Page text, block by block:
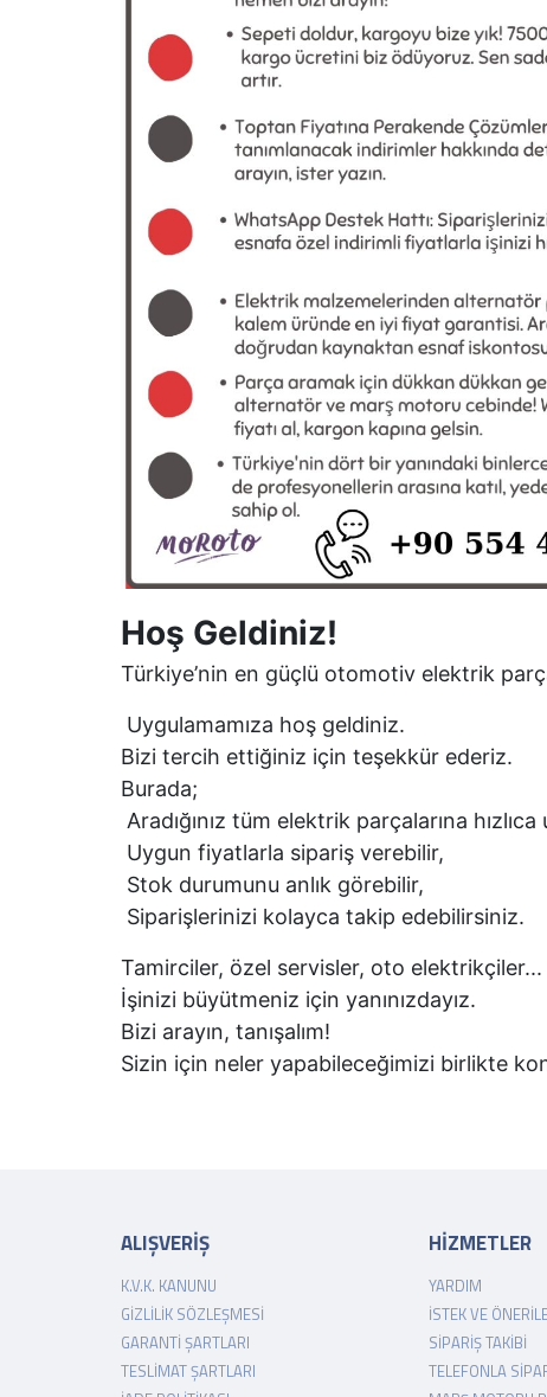
Hoş Geldiniz!
Türkiye’nin en güçlü otomotiv elektrik
Uygulamamıza hoş geldiniz.
Bizi tercih ettiğiniz için teşekkür ederiz.
Burada;
Aradığınız tüm elektrik parçalarına hızlıca
Uygun fiyatlarla sipariş verebilir,
Stok durumunu anlık görebilir,
Siparişlerinizi kolayca takip edebilirsiniz.
Tamirciler, özel servisler, oto elektrikçiler...
İşinizi büyütmeniz için yanınızdayız.
Bizi arayın, tanışalım!
Sizin için neler yapabileceğimizi birlikte
ALIŞVERİŞ
K.V.K. KANUNU
GIZLILIK SÖZLEŞMESI
GARANTI ŞARTLARI
TESLIMAT ŞARTLARI
HİZMETLER
YARDIM
İSTEK VE
SIPARIŞ TAKIBI
TELEFONLA